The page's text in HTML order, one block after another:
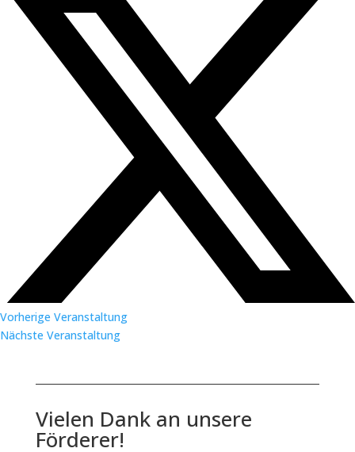
Vorherige Veranstaltung
Nächste Veranstaltung
Vielen Dank an unsere
Förderer!